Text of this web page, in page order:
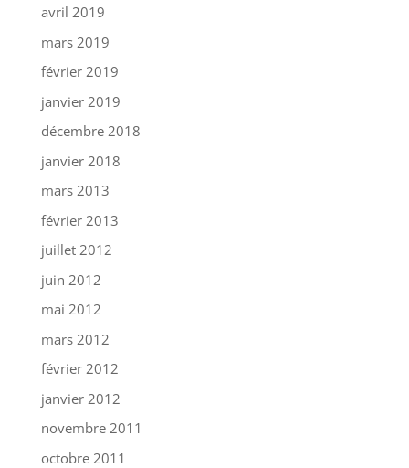
avril 2019
mars 2019
février 2019
janvier 2019
décembre 2018
janvier 2018
mars 2013
février 2013
juillet 2012
juin 2012
mai 2012
mars 2012
février 2012
janvier 2012
novembre 2011
octobre 2011